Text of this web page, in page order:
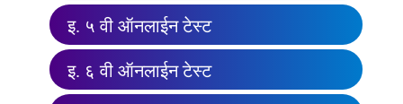
इ. ५ वी ऑनलाईन टेस्ट
इ. ६ वी ऑनलाईन टेस्ट